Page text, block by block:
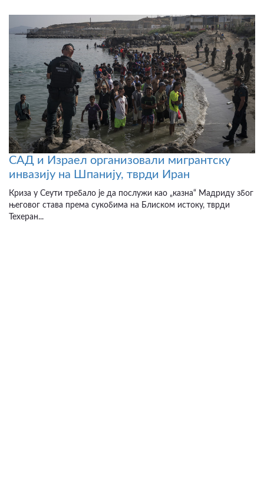
САД и Израел организовали мигрантску
инвазију на Шпанију, тврди Иран
Криза у Сеути требало је да послужи као „казна“ Мадриду због
његовог става према сукобима на Блиском истоку, тврди
Техеран...